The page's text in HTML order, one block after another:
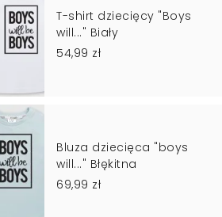
T-shirt dziecięcy "Boys
will..." Biały
54,99 zł
Bluza dziecięca "boys
will..." Błękitna
69,99 zł